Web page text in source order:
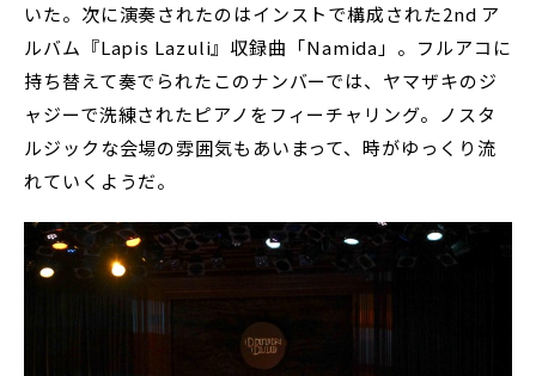
いた。次に演奏されたのはインストで構成された2nd ア
ルバム『Lapis Lazuli』収録曲「Namida」。フルアコに
持ち替えて奏でられたこのナンバーでは、ヤマザキのジ
ャジーで洗練されたピアノをフィーチャリング。ノスタ
ルジックな会場の雰囲気もあいまって、時がゆっくり流
れていくようだ。